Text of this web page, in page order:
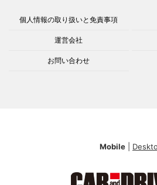
個人情報の取り扱いと免責事項
運営会社
お問い合わせ
Mobile